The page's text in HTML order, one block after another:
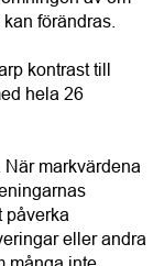
förändras.
kontrast till
hela 26
markvärdena
eller andra
inte